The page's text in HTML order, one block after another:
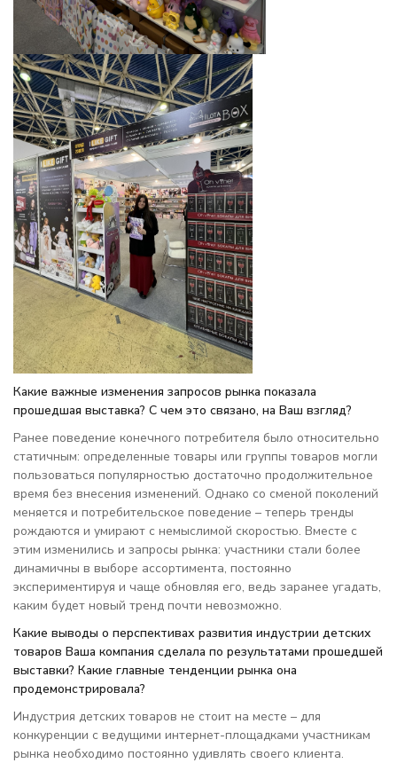
Какие важные изменения запросов рынка показала
прошедшая выставка? С чем это связано, на Ваш взгляд?
Ранее поведение конечного потребителя было относительно
статичным: определенные товары или группы товаров могли
пользоваться популярностью достаточно продолжительное
время без внесения изменений. Однако со сменой поколений
меняется и потребительское поведение – теперь тренды
рождаются и умирают с немыслимой скоростью. Вместе с
этим изменились и запросы рынка: участники стали более
динамичны в выборе ассортимента, постоянно
экспериментируя и чаще обновляя его, ведь заранее угадать,
каким будет новый тренд почти невозможно.
Какие выводы о перспективах развития индустрии детских
товаров Ваша компания сделала по результатами прошедшей
выставки? Какие главные тенденции рынка она
продемонстрировала?
Индустрия детских товаров не стоит на месте – для
конкуренции с ведущими интернет-площадками участникам
рынка необходимо постоянно удивлять своего клиента.